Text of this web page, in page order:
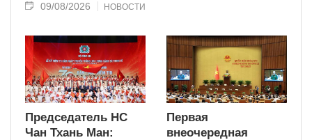
09/08/2026 НОВОСТИ
Председатель НС
Чан Тхань Ман:
Первая
внеочередная